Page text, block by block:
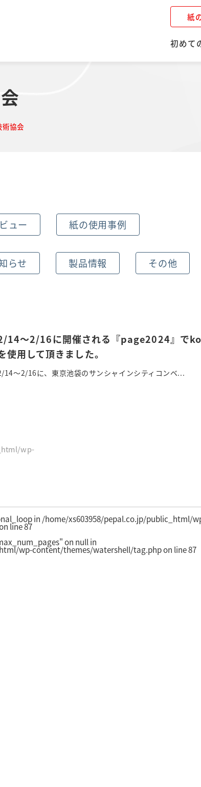
紙
初めて
術協会
ュー 紙の使用事例
らせ 製品情報 その他
wp-
14～2/16に開催される『page2024』で
使用して頂きました。
14～2/16に、東京池袋のサンシャインシティコンベ...
in /home/xs603958/pepal.co.jp/public_html/
line87
on null in
wp-content/themes/watershell/tag.phpon line87